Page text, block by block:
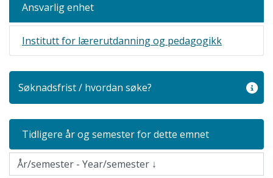
Ansvarlig enhet
Institutt for lærerutdanning og pedagogikk
Søknadsfrist / hvordan søke?
Tidligere år og semester for dette emnet